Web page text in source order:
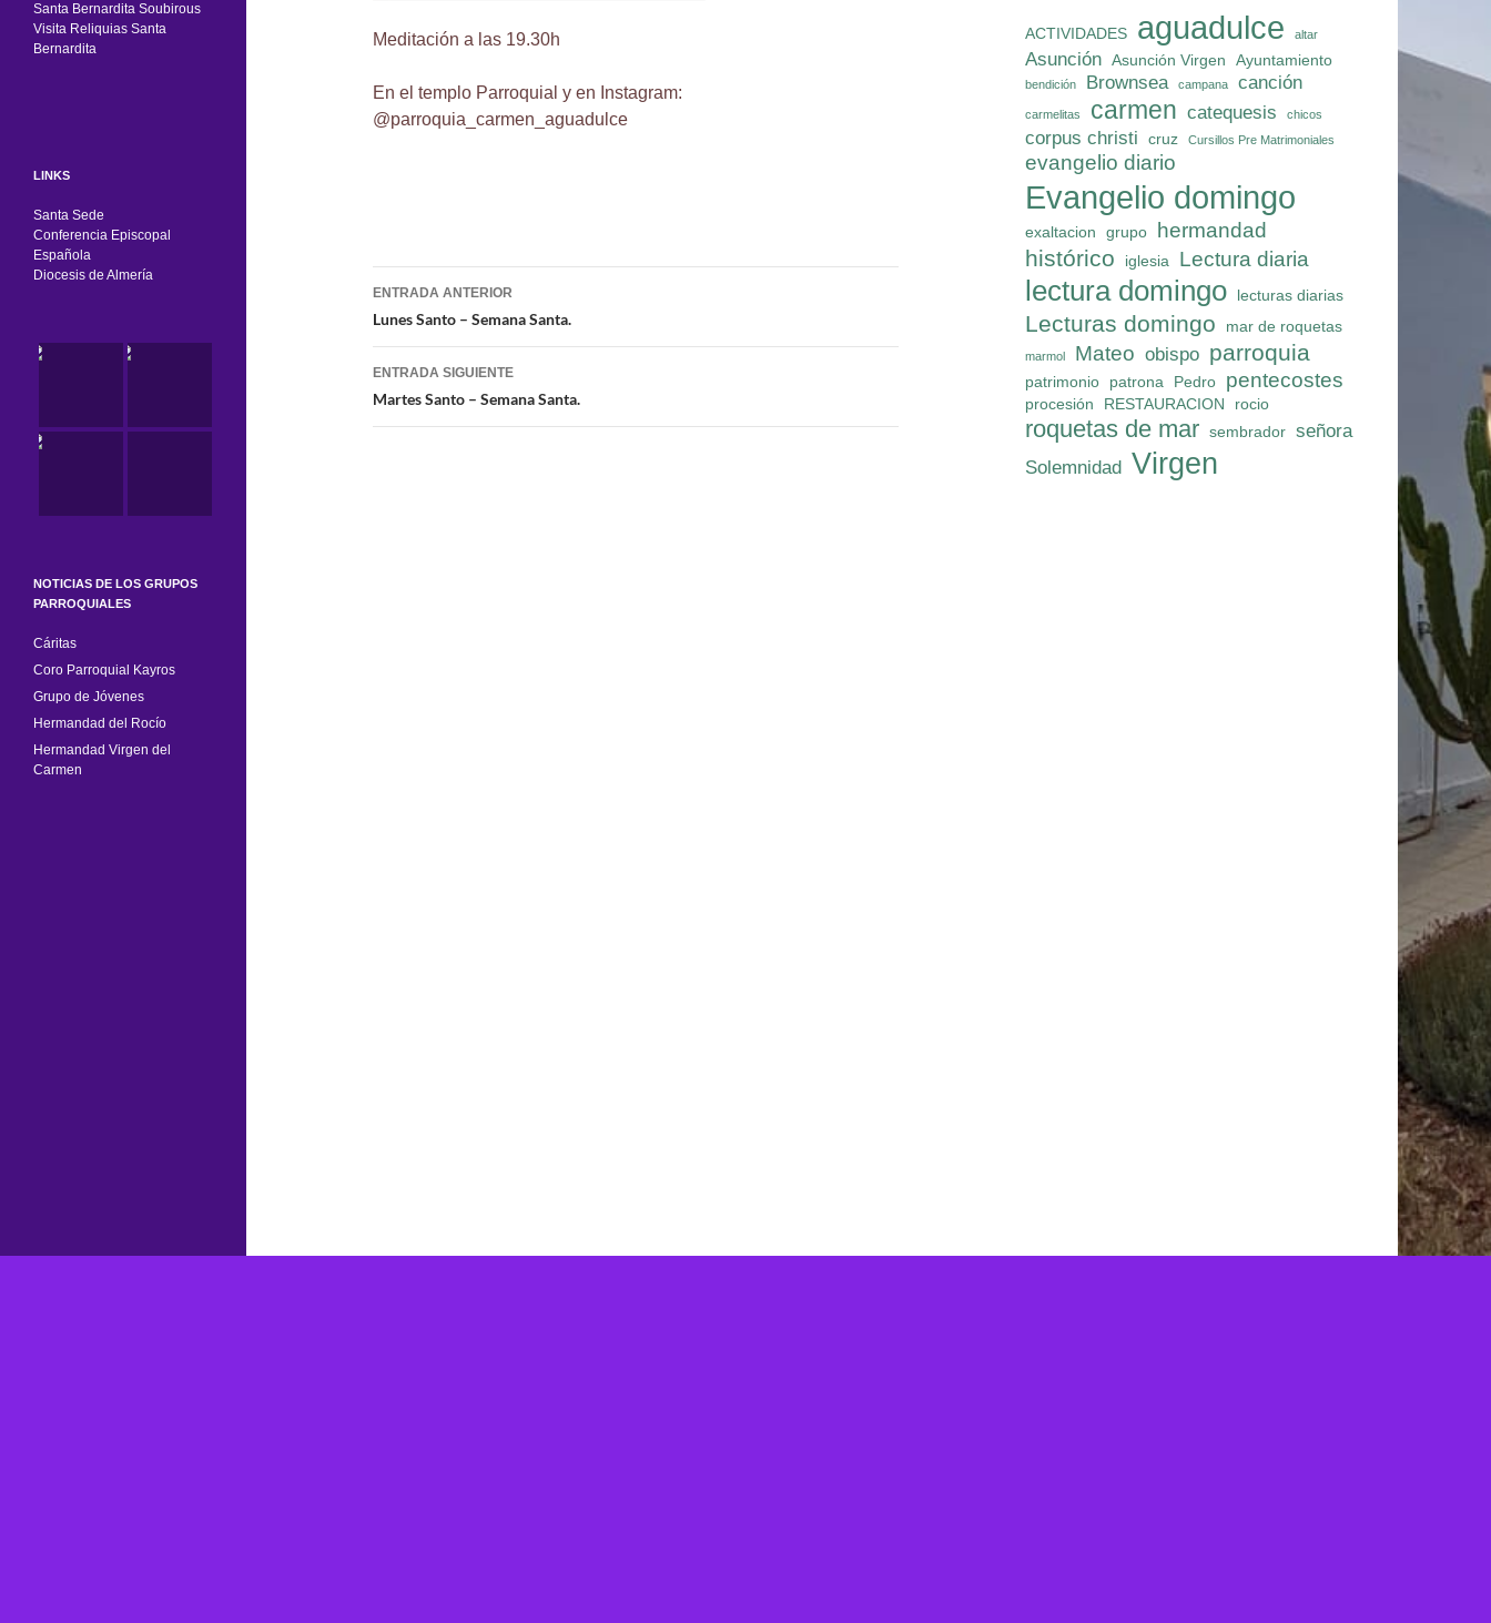
Meditación a las 19.30h
En el templo Parroquial y en Instagram:
@parroquia_carmen_aguadulce
Navegación
de
entradas
ENTRADA ANTERIOR
Lunes Santo – Semana Santa.
ENTRADA SIGUIENTE
Martes Santo – Semana Santa.
ACTIVIDADES aguadulce altar
Asunción Asunción Virgen Ayuntamiento
bendición Brownsea campana canción
carmelitas carmen catequesis chicos
corpus christi cruz Cursillos Pre Matrimoniales
evangelio diario
Evangelio domingo
exaltacion grupo hermandad
histórico iglesia Lectura diaria
lectura domingo lecturas diarias
Lecturas domingo mar de roquetas
marmol Mateo obispo parroquia
patrimonio patrona Pedro pentecostes
procesión RESTAURACION rocio
roquetas de mar sembrador señora
Solemnidad Virgen
Santa Bernardita Soubirous
Visita Reliquias Santa
Bernardita
LINKS
Santa Sede
Conferencia Episcopal
Española
Diocesis de Almería
NOTICIAS DE LOS GRUPOS
PARROQUIALES
Cáritas
Coro Parroquial Kayros
Grupo de Jóvenes
Hermandad del Rocío
Hermandad Virgen del
Carmen